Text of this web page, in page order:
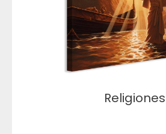
Religiones